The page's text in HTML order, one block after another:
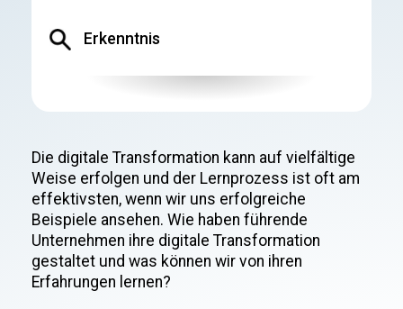
Erkenntnis
Die digitale Transformation kann auf vielfältige
Weise erfolgen und der Lernprozess ist oft am
effektivsten, wenn wir uns erfolgreiche
Beispiele ansehen. Wie haben führende
Unternehmen ihre digitale Transformation
gestaltet und was können wir von ihren
Erfahrungen lernen?